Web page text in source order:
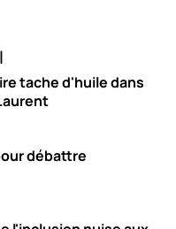
tache d'huile dans
débattre